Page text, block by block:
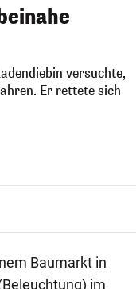
versuchte,
Er rettete sich
Baumarkt in
im